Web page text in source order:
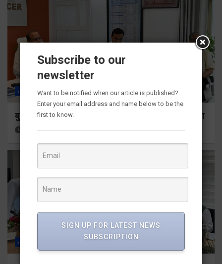
राज्य ALL देहरादून
बुजुर्ग-दिव्यांगों के घर जाएंगे बीएलओ, करेंगे नोटिसों का निस्तारण
राज्य
Subscribe to our
newsletter
Want to be notified when our article is published?
Enter your email address and name below to be the
first to know.
SIGN UP FOR LATEST NEWS
SUBSCRIPTION